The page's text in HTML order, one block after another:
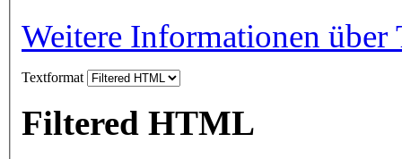
Weitere Informationen über
Textformat
Filtered HTML